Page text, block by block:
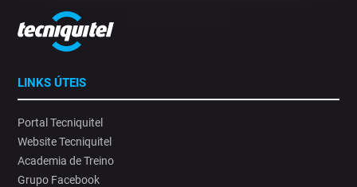
LINKS ÚTEIS
Portal Tecniquitel
Website Tecniquitel
Academia de Treino
Grupo Facebook